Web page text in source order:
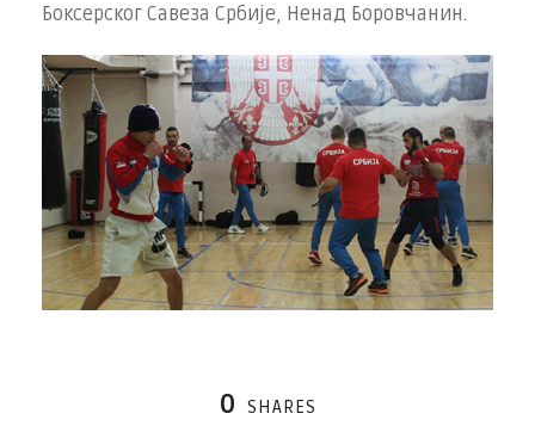
Боксерског Савеза Србије, Ненад Боровчанин.
0 SHARES